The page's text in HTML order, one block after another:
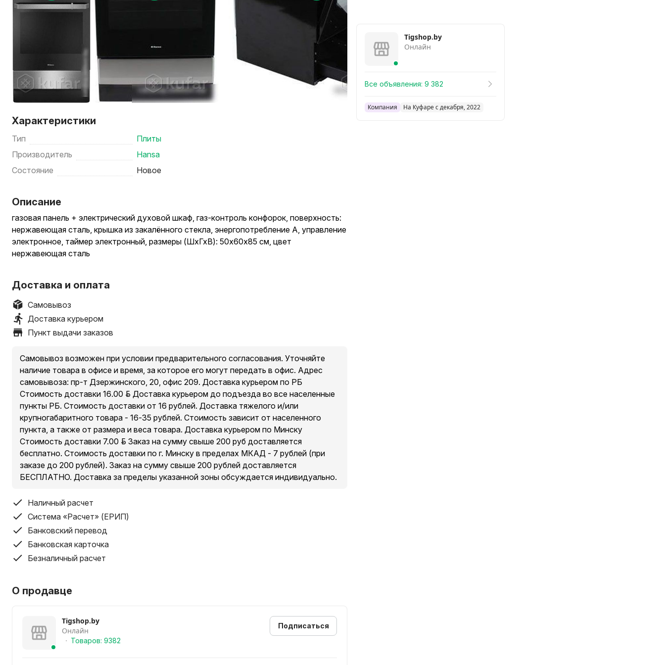
Характеристики
Тип
Плиты
Производитель
Hansa
Состояние
Новое
Описание
газовая панель + электрический духовой шкаф, газ-контроль конфорок, поверхность:
нержавеющая сталь, крышка из закалённого стекла, энергопотребление A, управление
электронное, таймер электронный, размеры (ШхГхВ): 50x60x85 см, цвет
нержавеющая сталь
Доставка и оплата
Самовывоз
Доставка курьером
Пункт выдачи заказов
Самовывоз возможен при условии предварительного согласования. Уточняйте
наличие товара в офисе и время, за которое его могут передать в офис. Адрес
самовывоза: пр-т Дзержинского, 20, офис 209. Доставка курьером по РБ
Стоимость доставки 16.00 руб. Доставка курьером до подъезда во все населенные
пункты РБ. Стоимость доставки от 16 рублей. Доставка тяжелого и/или
крупногабаритного товара - 16-35 рублей. Стоимость зависит от населенного
пункта, а также от размера и веса товара. Доставка курьером по Минску
Стоимость доставки 7.00 руб. Заказ на сумму свыше 200 руб доставляется
бесплатно. Стоимость доставки по г. Минску в пределах МКАД - 7 рублей (при
заказе до 200 рублей). Заказ на сумму свыше 200 рублей доставляется
БЕСПЛАТНО. Доставка за пределы указанной зоны обсуждается индивидуально.
Наличный расчет
Система «Расчет» (ЕРИП)
Банковский перевод
Банковская карточка
Безналичный расчет
О продавце
Tigshop.by
Онлайн
Товаров: 9382
Подписаться
Tigshop.by
Онлайн
Все объявления: 9 382
Компания На Куфаре с декабря, 2022